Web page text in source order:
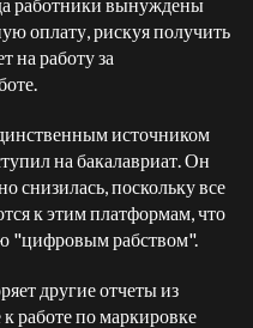
оплату, рискуя получить
на работу за
источником
на бакалавриат. Он
снизилась, поскольку все
к этим платформам, что
"цифровым рабством".
другие отчеты из
работе по маркировке